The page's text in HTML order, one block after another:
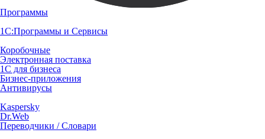
Программы
1С:Программы и Сервисы
Коробочные
Электронная поставка
1С для бизнеса
Бизнес-приложения
Антивирусы
Kaspersky
Dr.Web
Переводчики / Словари